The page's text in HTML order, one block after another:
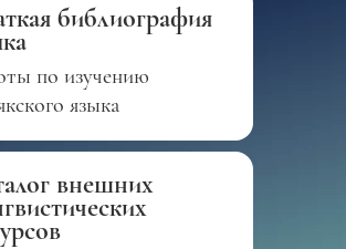
библиография
по изучению
языка
внешних